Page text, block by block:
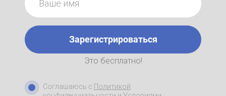
Зарегистрироваться
Это бесплатно!
Соглашаюсь с Политикой